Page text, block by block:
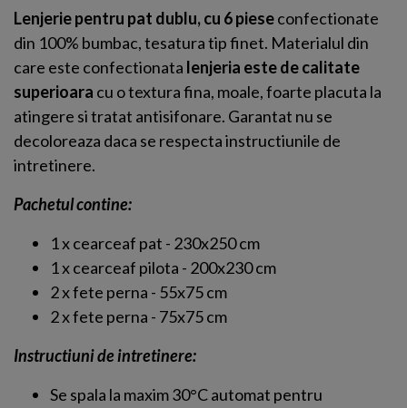
Lenjerie pentru pat dublu, cu 6 pieseconfectionate
din 100% bumbac, tesatura tip finet. Materialul din
care este confectionata lenjeria este de calitate
superioara cu o textura fina, moale, foarte placuta la
atingere si tratat antisifonare. Garantat nu se
decoloreaza daca se respecta instructiunile de
intretinere.
Pachetul contine:
1 x cearceaf pat - 230x250 cm
1 x cearceaf pilota - 200x230 cm
2 x fete perna - 55x75 cm
2 x fete perna - 75x75 cm
Instructiuni de intretinere:
Se spala la maxim 30°C automat pentru